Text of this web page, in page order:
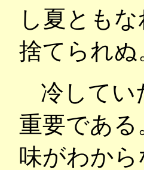
し夏とも
捨てられ
冷してい
重要であ
味がわか